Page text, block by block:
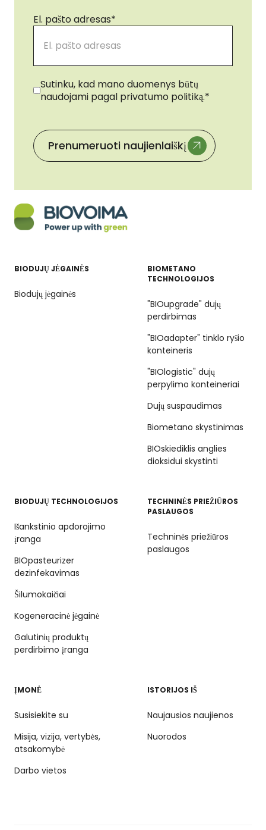
El. pašto adresas*
Sutikimas *
Sutinku, kad mano duomenys būtų
naudojami pagal privatumo politiką.*
BIODUJŲ JĖGAINĖS
Biodujų jėgainės
BIOMETANO
TECHNOLOGIJOS
"BIOupgrade" dujų
perdirbimas
"BIOadapter" tinklo ryšio
konteineris
"BIOlogistic" dujų
perpylimo konteineriai
Dujų suspaudimas
Biometano skystinimas
BIOskiediklis anglies
dioksidui skystinti
BIODUJŲ TECHNOLOGIJOS
Išankstinio apdorojimo
įranga
BIOpasteurizer
dezinfekavimas
Šilumokaičiai
Kogeneracinė jėgainė
Galutinių produktų
perdirbimo įranga
TECHNINĖS PRIEŽIŪROS
PASLAUGOS
Techninės priežiūros
paslaugos
ĮMONĖ
Susisiekite su
Misija, vizija, vertybės,
atsakomybė
Darbo vietos
ISTORIJOS IŠ
Naujausios naujienos
Nuorodos